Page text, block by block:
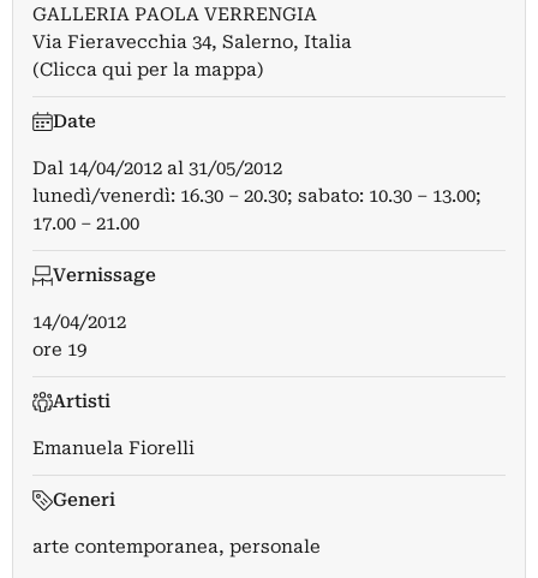
GALLERIA PAOLA VERRENGIA
Via Fieravecchia 34, Salerno, Italia
(Clicca qui per la mappa)
Date
Dal 14/04/2012 al 31/05/2012
lunedì/venerdì: 16.30 – 20.30; sabato: 10.30 – 13.00;
17.00 – 21.00
Vernissage
14/04/2012
ore 19
Artisti
Emanuela Fiorelli
Generi
arte contemporanea, personale